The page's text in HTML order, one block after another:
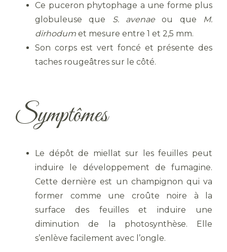
Ce puceron phytophage a une forme plus
globuleuse que S. avenae ou que
M.
dirhodum et mesure entre 1 et 2,5 mm.
Son corps est vert foncé et présente des
taches rougeâtres sur le côté.
Symptômes
Le dépôt de miellat sur les feuilles peut
induire le développement de fumagine.
Cette dernière est un champignon qui va
former comme une croûte noire à la
surface des feuilles et induire une
diminution de la photosynthèse. Elle
s’enlève facilement avec l’ongle.